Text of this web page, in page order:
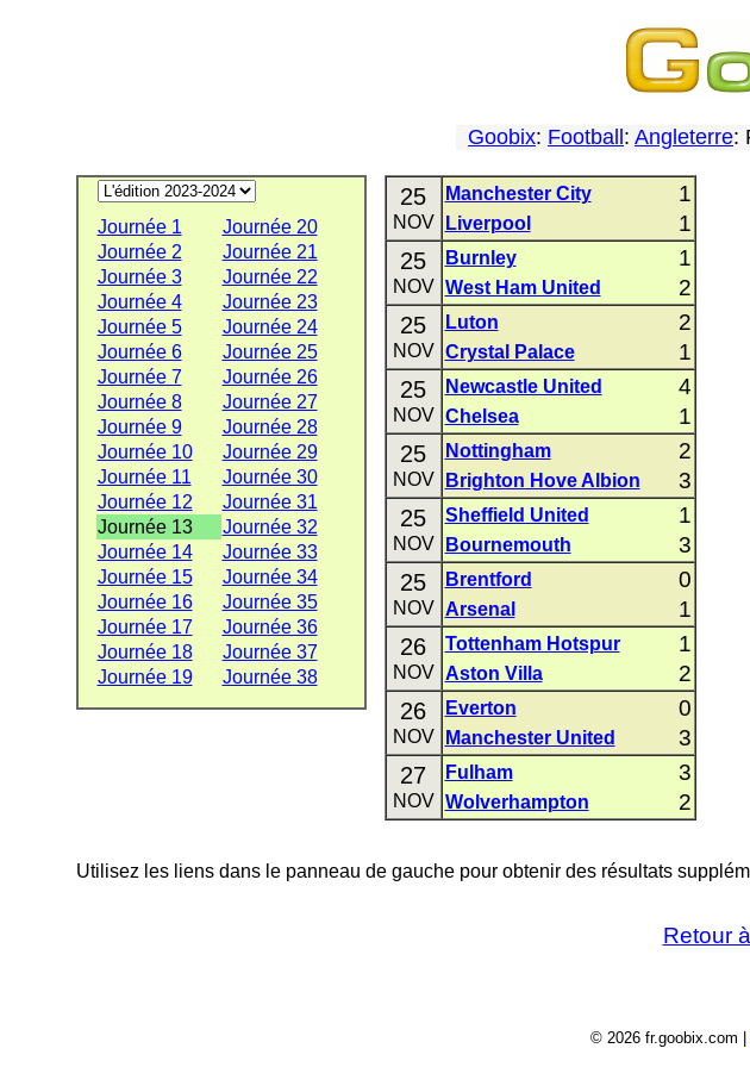
Goobix: Football : Angleterre:
Journée 1
Journée 20
Journée 2
Journée 21
Journée 3
Journée 22
Journée 4
Journée 23
Journée 5
Journée 24
Journée 6
Journée 25
Journée 7
Journée 26
Journée 8
Journée 27
Journée 9
Journée 28
Journée 10
Journée 29
Journée 11
Journée 30
Journée 12
Journée 31
Journée 13
Journée 32
Journée 14
Journée 33
Journée 15
Journée 34
Journée 16
Journée 35
Journée 17
Journée 36
Journée 18
Journée 37
Journée 19
Journée 38
25
NOV
Manchester City 1
Liverpool 1
25
NOV
Burnley 1
West Ham United 2
25
NOV
Luton 2
Crystal Palace 1
25
NOV
Newcastle United 4
Chelsea 1
25
NOV
Nottingham 2
Brighton Hove Albion 3
25
NOV
Sheffield United 1
Bournemouth 3
25
NOV
Brentford 0
Arsenal 1
26
NOV
Tottenham Hotspur 1
Aston Villa 2
26
NOV
Everton 0
Manchester United 3
27
NOV
Fulham 3
Wolverhampton 2
Utilisez les liens dans le panneau de gauche pour obtenir des résultats
Retour
© 2026 fr.goobix.com |